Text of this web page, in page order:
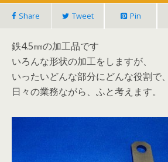
Share Tweet Pin
鉄4.5㎜の加工品です
いろんな形状の加工をしますが、
いったいどんな部分にどんな役割で
日々の業務ながら、ふと考えます。